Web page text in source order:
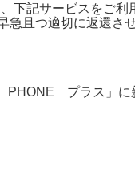
下記サービスをご利
且つ適切に返還さ
プラス」に